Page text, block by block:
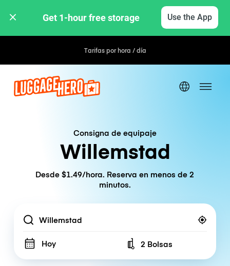
Get 1-hour free storage Use the App
Tarifas por hora / día
Consigna de equipaje
Willemstad
Desde $1.49/hora. Reserva en menos de 2
minutos.
Location
Hoy Number of bags
2 Bolsas